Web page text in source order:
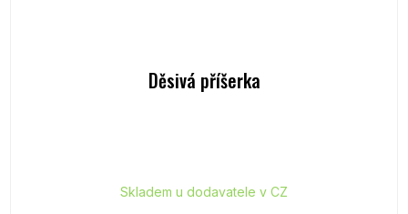
Děsivá příšerka
Skladem u dodavatele v CZ